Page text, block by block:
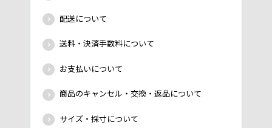
配送について
送料・決済手数料について
お支払いについて
商品のキャンセル・交換・返品について
サイズ・採寸について